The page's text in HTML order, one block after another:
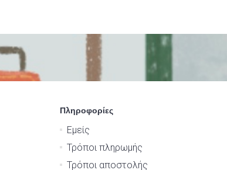
Πληροφορίες
Εμείς
Τρόποι πληρωμής
Τρόποι αποστολής